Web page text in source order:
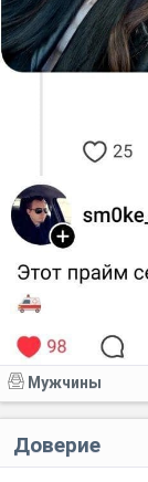
Мужчины
Доверие